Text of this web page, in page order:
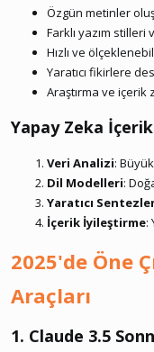
Özgün metinler
Farklı yazım
Hızlı ve
Yaratıcı fikirlere
Araştırma ve içerik
Yapay Zeka
Veri Analizi:
Dil Modelleri:
Yaratıcı
İçerik İyileştirme:
2025'de Öne
Araçları
1. Claude 3.5